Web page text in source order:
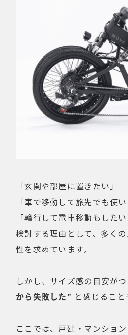
「玄関や部屋に置きたい」
「車で移動して旅先でも使い
「輪行して電車移動もした
検討する理由として、多く
性を求めています。
しかし、サイズ感の目安が
から失敗した” と感じること
ここでは、戸建・マンショ